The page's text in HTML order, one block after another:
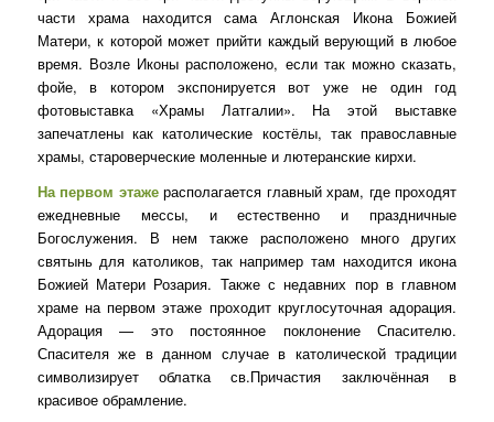
части храма находится сама Аглонская Икона Божией
Матери, к которой может прийти каждый верующий в любое
время. Возле Иконы расположено, если так можно сказать,
фойе, в котором экспонируется вот уже не один год
фотовыставка «Храмы Латгалии». На этой выставке
запечатлены как католические костёлы, так православные
храмы, староверческие моленные и лютеранские кирхи.
На первом этажерасполагается главный храм, где проходят
ежедневные мессы, и естественно и праздничные
Богослужения. В нем также расположено много других
святынь для католиков, так например там находится икона
Божией Матери Розария. Также с недавних пор в главном
храме на первом этаже проходит круглосуточная адорация.
Адорация — это постоянное поклонение Спасителю.
Спасителя же в данном случае в католической традиции
символизирует облатка св.Причастия заключённая в
красивое обрамление.